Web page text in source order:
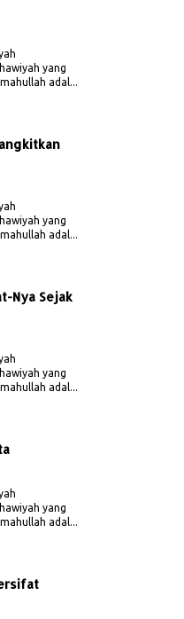
yang
adal...
yang
adal...
Nya Sejak
yang
adal...
yang
adal...